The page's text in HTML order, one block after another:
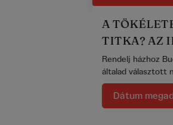
A TÖKÉLETES
TITKA? AZ IDŐZÍTÉS!
Rendelj házhoz Budapest legjobb
általad választott napra, akár
Dátum megadása